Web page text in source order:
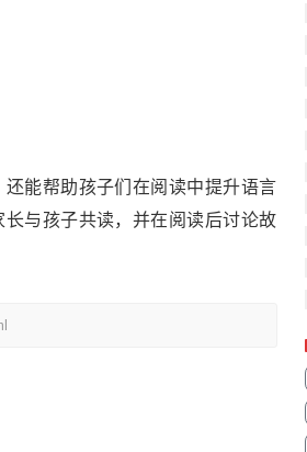
能帮助孩子们在阅读中提升语言
与孩子共读，并在阅读后讨论故